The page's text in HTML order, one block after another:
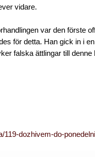
vidare.
var den förste
för detta. Han gick in i
falska ättlingar till
119-dozhivem-do-